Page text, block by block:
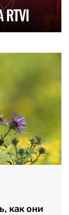
как они